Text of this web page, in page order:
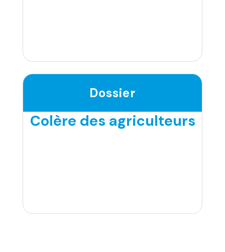
Dossier
Colère des agriculteurs